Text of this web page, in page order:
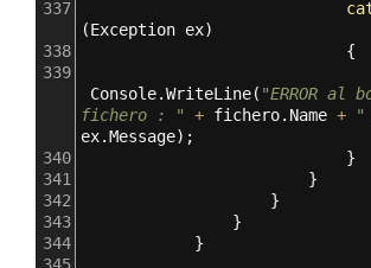
337
(Exception ex)
338
{
339
Console.WriteLine( "ERROR al
fichero : "
+ fichero. Name + "
ex.Message);
340
}
341
}
342
}
343
}
344
}